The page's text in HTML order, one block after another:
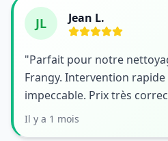
JL Jean L.
"Parfait pour notre
Frangy. Intervention
impeccable. Prix très
Il y a 1 mois